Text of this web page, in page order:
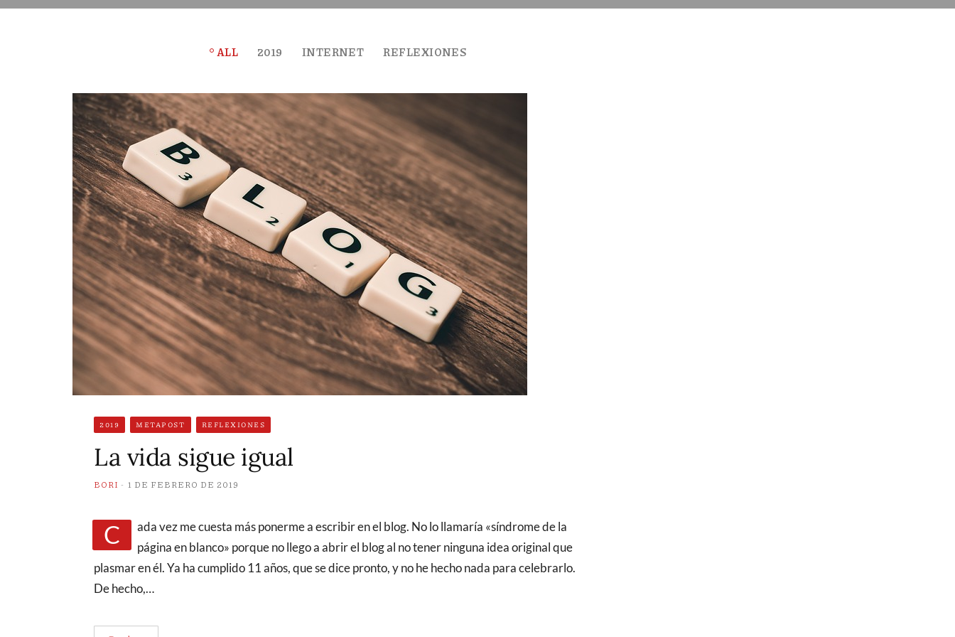
ALL 2019 INTERNET REFLEXIONES
2019 METAPOST REFLEXIONES
La vida sigue igual
BORI 1 DE FEBRERO DE 2019
Cada vez me cuesta más ponerme a escribir en el blog. No lo llamaría «síndrome de la
página en blanco» porque no llego a abrir el blog al no tener ninguna idea original que
plasmar en él. Ya ha cumplido 11 años, que se dice pronto, y no he hecho nada para celebrarlo.
De hecho,…